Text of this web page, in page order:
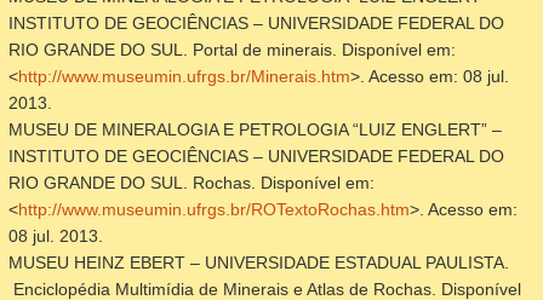
INSTITUTO DE GEOCIÊNCIAS – UNIVERSIDADE FEDERAL DO
RIO GRANDE DO SUL. Portal de minerais . Disponível em:
<http://www.museumin.ufrgs.br/Minerais.htm>. Acesso em: 08 jul.
2013.
MUSEU DE MINERALOGIA E PETROLOGIA “LUIZ ENGLERT” –
INSTITUTO DE GEOCIÊNCIAS – UNIVERSIDADE FEDERAL DO
RIO GRANDE DO SUL. Rochas . Disponível em:
<http://www.museumin.ufrgs.br/ROTextoRochas.htm>. Acesso em:
08 jul. 2013.
MUSEU HEINZ EBERT – UNIVERSIDADE ESTADUAL PAULISTA.
Enciclopédia Multimídia de Minerais e Atlas de Rochas. Disponível